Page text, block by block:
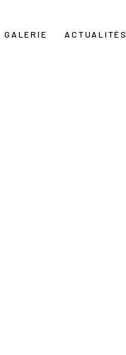
GALERIE ACTUALITÉS